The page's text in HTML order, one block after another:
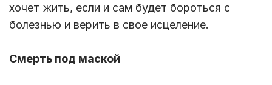
хочет жить, если и сам будет бороться с
болезнью и верить в свое исцеление.
Смерть под маской